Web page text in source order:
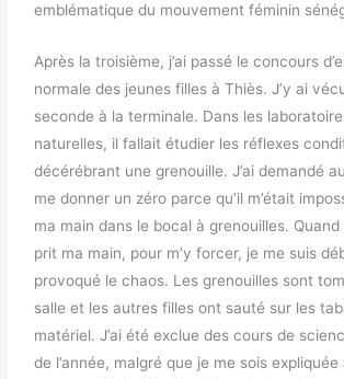
emblématique du mouvement féminin
Après la troisième, j’ai passé le concours
normale des jeunes filles à Thiès. J’y ai
seconde à la terminale. Dans les
naturelles, il fallait étudier les réflexes
décérébrant une grenouille. J’ai demandé
me donner un zéro parce qu’il m’était
ma main dans le bocal à grenouilles.
prit ma main, pour m’y forcer, je me suis
provoqué le chaos. Les grenouilles sont
salle et les autres filles ont sauté sur les
matériel. J’ai été exclue des cours de
de l’année, malgré que je me sois expliquée